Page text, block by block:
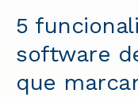
5
software
que